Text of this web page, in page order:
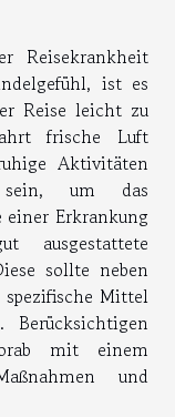
Reisekrankheit
ist es
Reise leicht zu
frische Luft
Aktivitäten
sein, um das
Erkrankung
ausgestattete
sollte neben
Mittel
Berücksichtigen
mit einem
und